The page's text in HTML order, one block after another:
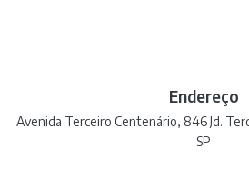
Endereço
Avenida Terceiro Centenário, 846 Jd.
SP